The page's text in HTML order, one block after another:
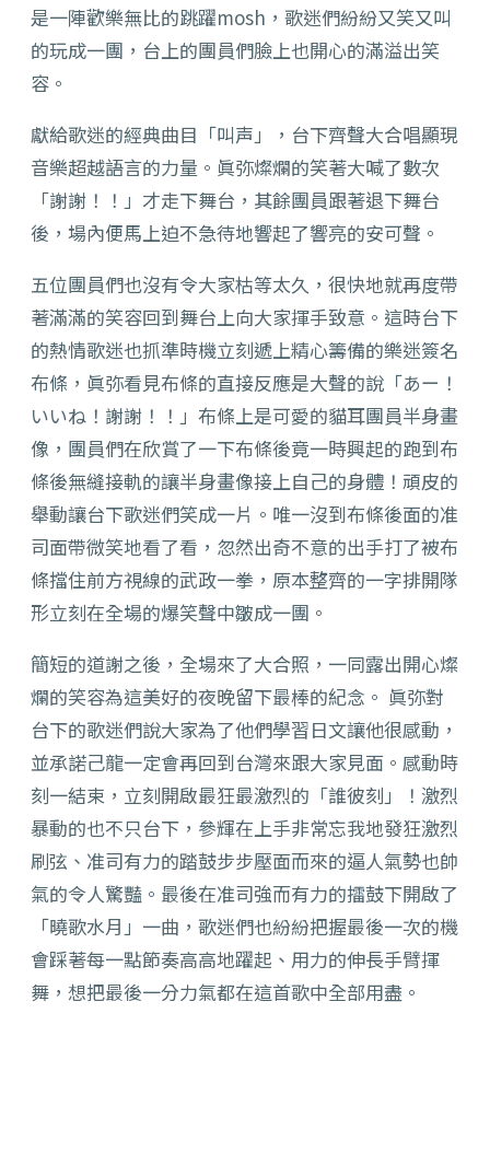
是一陣歡樂無比的跳躍mosh，歌迷們紛紛又笑又叫
的玩成一團，台上的團員們臉上也開心的滿溢出笑
容。
獻給歌迷的經典曲目「叫声」，台下齊聲大合唱顯現
音樂超越語言的力量。眞弥燦爛的笑著大喊了數次
「謝謝！！」才走下舞台，其餘團員跟著退下舞台
後，場內便馬上迫不急待地響起了響亮的安可聲。
五位團員們也沒有令大家枯等太久，很快地就再度帶
著滿滿的笑容回到舞台上向大家揮手致意。這時台下
的熱情歌迷也抓準時機立刻遞上精心籌備的樂迷簽名
布條，眞弥看見布條的直接反應是大聲的說「あー！
いいね！謝謝！！」布條上是可愛的貓耳團員半身畫
像，團員們在欣賞了一下布條後竟一時興起的跑到布
條後無縫接軌的讓半身畫像接上自己的身體！頑皮的
舉動讓台下歌迷們笑成一片。唯一沒到布條後面的准
司面帶微笑地看了看，忽然出奇不意的出手打了被布
條擋住前方視線的武政一拳，原本整齊的一字排開隊
形立刻在全場的爆笑聲中皺成一團。
簡短的道謝之後，全場來了大合照，一同露出開心燦
爛的笑容為這美好的夜晚留下最棒的紀念。 眞弥對
台下的歌迷們說大家為了他們學習日文讓他很感動，
並承諾己龍一定會再回到台灣來跟大家見面。感動時
刻一結束，立刻開啟最狂最激烈的「誰彼刻」！激烈
暴動的也不只台下，參輝在上手非常忘我地發狂激烈
刷弦、准司有力的踏鼓步步壓面而來的逼人氣勢也帥
氣的令人驚豔。最後在准司強而有力的擂鼓下開啟了
「曉歌水月」一曲，歌迷們也紛紛把握最後一次的機
會踩著每一點節奏高高地躍起、用力的伸長手臂揮
舞，想把最後一分力氣都在這首歌中全部用盡。